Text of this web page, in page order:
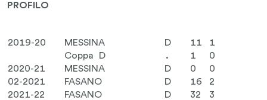
PROFILO
2019-20 MESSINA D 11
1
Coppa D
. 1
0
2020-21
MESSINA D 0
0
02-2021
FASANO D 16
2
2021-22
FASANO D 32
3